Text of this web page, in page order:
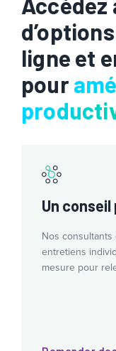
ligne et
pour
Un
Nos
entretiens
mesure pour